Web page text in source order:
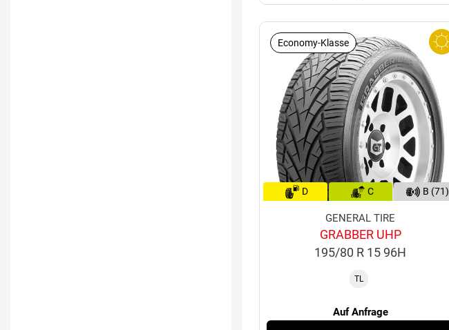
Economy-Klasse
D C B (71)
GENERAL TIRE
GRABBER UHP
195/80 R 15 96H
TL
Auf Anfrage